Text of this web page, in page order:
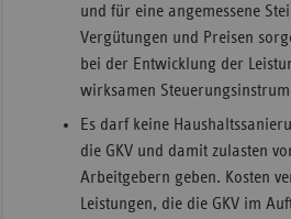
und für eine angemessene
Vergütungen und Preisen
bei der Entwicklung der
wirksamen
Es darf keine
die GKV und damit zulasten
Arbeitgebern geben. Kosten
Leistungen, die die GKV im